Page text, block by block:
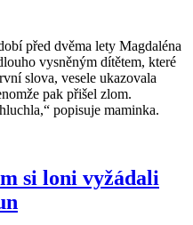
před dvěma lety Magdaléna
vysněným dítětem, které
slova, vesele ukazovala
pak přišel zlom.
popisuje maminka.
si loni vyžádali